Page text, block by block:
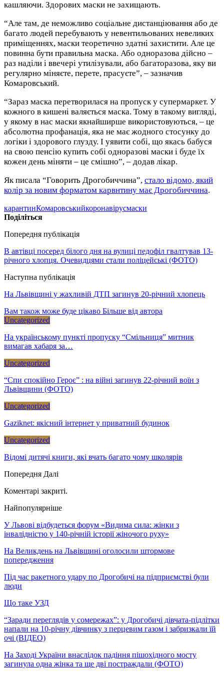
кашляючи. Здорових маски не захищають.
“Але там, де неможливо соціальне дистанціювання або де
багато людей перебувають у невентильованих невеликих
приміщеннях, маски теоретично здатні захистити. Але це
повинна бути правильна маска. Або одноразова дійсно –
раз наділи і ввечері утилізували, або багаторазова, яку ви
регулярно міняєте, перете, прасуєте”, – зазначив
Комаровський.
“Зараз маска перетворилася на пропуск у супермаркет. У
кожного в кишені валяється маска. Тому в такому вигляді,
у якому в нас маски якнайширше використовуються, – це
абсолютна профанація, яка не має жодного стосунку до
логіки і здорового глузду.⁣ І уявити собі, що якась бабуся
на свою пенсію купить собі одноразові маски і буде їх
кожен день міняти – це смішно”, – додав лікар.
Як писала “Говорить Дрогобиччина”, стало відомо, який
колір за новим форматом карвнтину має Дрогобиччина.
карантинКомаровськийкоронавірусмаски
Поділіться
Попередня публікація
В автівці посеред білого дня на вулиці педофіл гвалтував 13-
річного хлопця. Очевидцями стали поліцейські (ФОТО)
Наступна публікація
На Львівщині у жахливій ДТП загинув 20-річний хлопець
Вам також може буде цікаво Більше від автора
Uncategorized
На українському пункті пропуску “Смільниця” митник
вимагав хабаря за…
Uncategorized
“Спи спокійно Героє” : на війні загинув 22-річний воїн з
Львівщини (ФОТО)
Uncategorized
Gaziknet: якісний інтернет у приватний будинок
Uncategorized
Відомі дитячі книги, які вчать багато чому школярів
Попередня Далі
Коментарі закриті.
Найпопулярніше
У Львові відбудеться форум «Видима сила: жінки з
інвалідністю у 140-річній історії жіночого руху»
На Великдень на Львівщині оголосили штормове
попередження
Під час ракетного удару по Дрогобичі на підприємстві були
люди
Що таке УЗД
“Заради переглядів у сомережах”: у Дрогобичі дівчата-підлітки
напали на 10-річну дівчинку з перцевим газом і забризкали їй
очі (ВІДЕО)
На Заході України внаслідок падіння пішохідного мосту
загинула одна жінка та ще дві постраждали (ФОТО)